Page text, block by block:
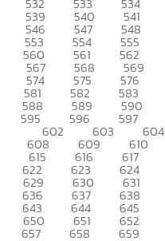
539 540 541
546 547 548
553 554 555
560 561 562
567 568 569
574 575 576
581 582 583
588 589 590
595 596 597
602 603 604
608 609 610
615 616 617
622 623 624
629 630 631
636 637 638
643 644 645
650 651 652
657 658 659